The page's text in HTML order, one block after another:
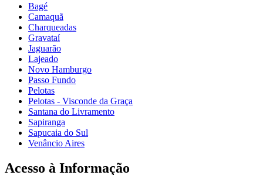
Bagé
Camaquã
Charqueadas
Gravataí
Jaguarão
Lajeado
Novo Hamburgo
Passo Fundo
Pelotas
Pelotas - Visconde da Graça
Santana do Livramento
Sapiranga
Sapucaia do Sul
Venâncio Aires
Acesso à Informação